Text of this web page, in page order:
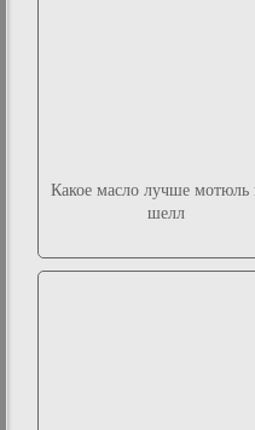
Какое масло лучше мотюль
шелл